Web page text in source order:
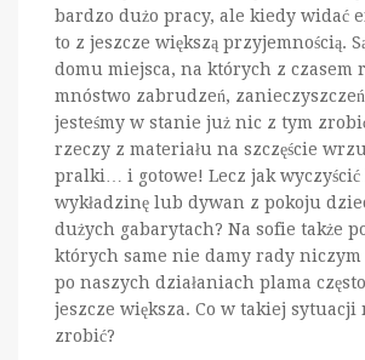
bardzo dużo pracy, ale kiedy widać
to z jeszcze większą przyjemnością.
domu miejsca, na których z czasem
mnóstwo zabrudzeń,
jesteśmy w stanie już nic z tym
rzeczy z materiału na szczęście
pralki… i gotowe! Lecz jak
wykładzinę lub dywan z pokoju
dużych gabarytach? Na sofie także
których same nie damy rady niczym
po naszych działaniach plama
jeszcze większa. Co w takiej sytuacji
zrobić?